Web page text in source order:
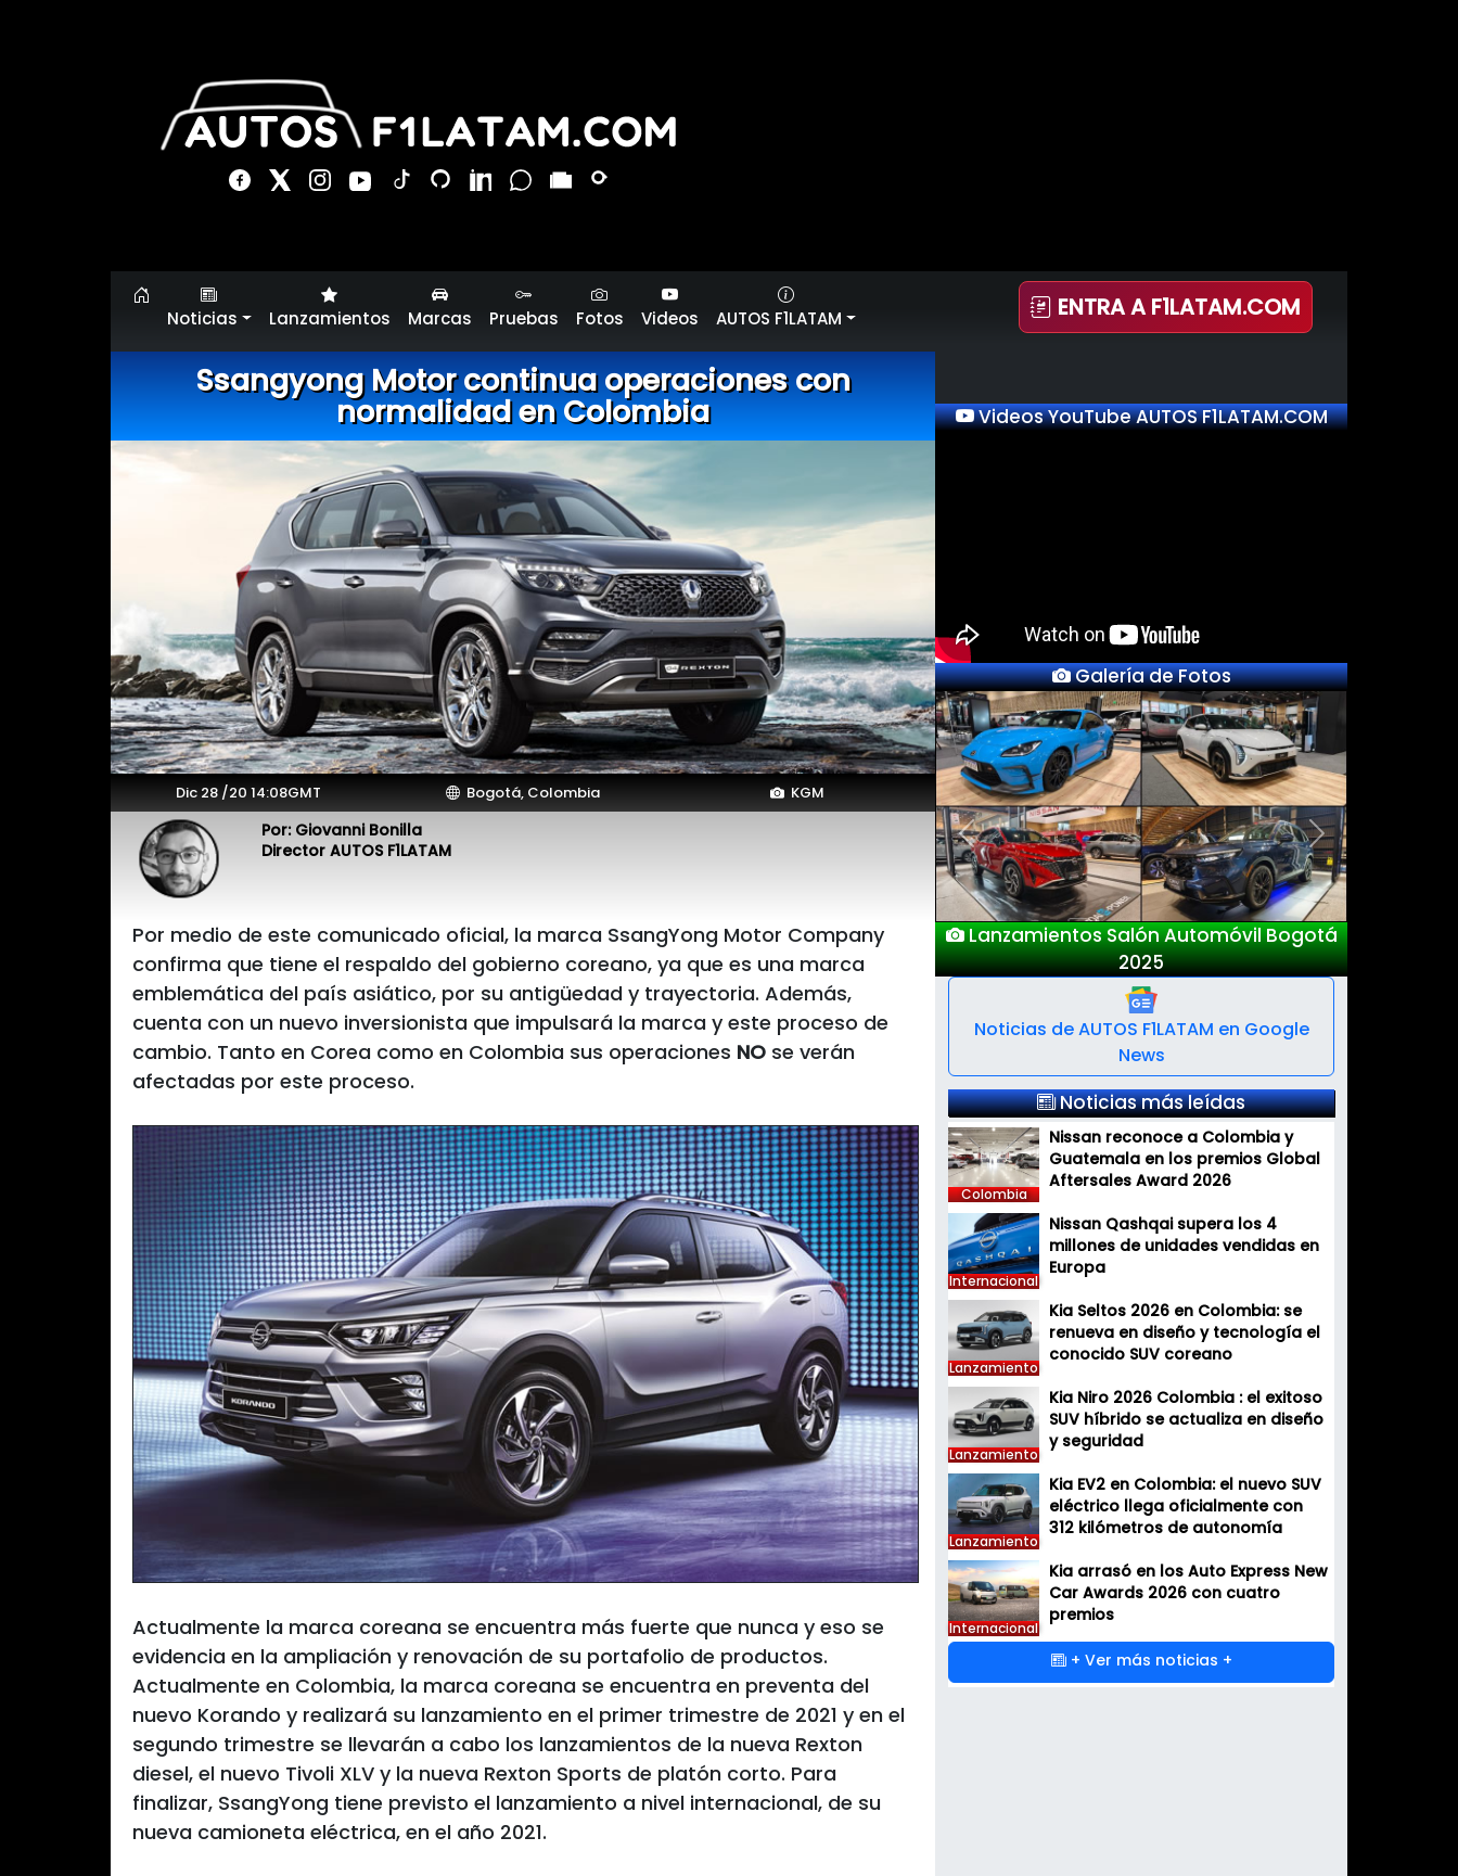
Noticias Lanzamientos Marcas Pruebas Fotos Videos AUTOS F1LATAM ENTRA A F1LATAM.COM
Ssangyong Motor continua operaciones con
normalidad en Colombia
Dic 28 /20 14:08GMT Bogotá, Colombia KGM
Por: Giovanni Bonilla
Director AUTOS F1LATAM
Por medio de este comunicado oficial, la marca SsangYong Motor Company
confirma que tiene el respaldo del gobierno coreano, ya que es una marca
emblemática del país asiático, por su antigüedad y trayectoria. Además,
cuenta con un nuevo inversionista que impulsará la marca y este proceso de
cambio. Tanto en Corea como en Colombia sus operaciones NO se verán
afectadas por este proceso.
Actualmente la marca coreana se encuentra más fuerte que nunca y eso se
evidencia en la ampliación y renovación de su portafolio de productos.
Actualmente en Colombia, la marca coreana se encuentra en preventa del
nuevo Korando y realizará su lanzamiento en el primer trimestre de 2021 y en el
segundo trimestre se llevarán a cabo los lanzamientos de la nueva Rexton
diesel, el nuevo Tivoli XLV y la nueva Rexton Sports de platón corto. Para
finalizar, SsangYong tiene previsto el lanzamiento a nivel internacional, de su
nueva camioneta eléctrica, en el año 2021.
Videos YouTube AUTOS F1LATAM.COM
Galería de Fotos
Lanzamientos Salón Automóvil Bogotá
2025
Previous Next
Noticias de AUTOS F1LATAM en Google
News
Noticias más leídas
Colombia
Nissan reconoce a Colombia y
Guatemala en los premios Global
Aftersales Award 2026
Internacional
Nissan Qashqai supera los 4
millones de unidades vendidas en
Europa
Lanzamiento
Kia Seltos 2026 en Colombia: se
renueva en diseño y tecnología el
conocido SUV coreano
Lanzamiento
Kia Niro 2026 Colombia : el exitoso
SUV híbrido se actualiza en diseño
y seguridad
Lanzamiento
Kia EV2 en Colombia: el nuevo SUV
eléctrico llega oficialmente con
312 kilómetros de autonomía
Internacional
Kia arrasó en los Auto Express New
Car Awards 2026 con cuatro
premios
+ Ver más noticias +